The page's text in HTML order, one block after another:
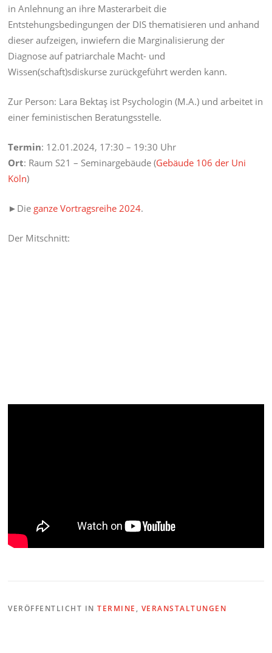
in Anlehnung an ihre Masterarbeit die
Entstehungsbedingungen der DIS thematisieren und anhand
dieser aufzeigen, inwiefern die Marginalisierung der
Diagnose auf patriarchale Macht- und
Wissen(schaft)sdiskurse zurückgeführt werden kann.
Zur Person: Lara Bektaş ist Psychologin (M.A.) und arbeitet in
einer feministischen Beratungsstelle.
Termin: 12.01.2024, 17:30 – 19:30 Uhr
Ort: Raum S21 – Seminargebäude (Gebäude 106 der Uni
Köln)
►Die ganze Vortragsreihe 2024.
Der Mitschnitt:
VERÖFFENTLICHT INTERMINE , VERANSTALTUNGEN